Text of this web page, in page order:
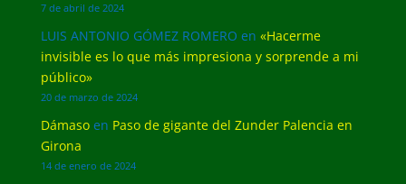
7 de abril de 2024
LUIS ANTONIO GÓMEZ ROMERO en «Hacerme
invisible es lo que más impresiona y sorprende a mi
público»
20 de marzo de 2024
Dámasoen Paso de gigante del Zunder Palencia en
Girona
14 de enero de 2024